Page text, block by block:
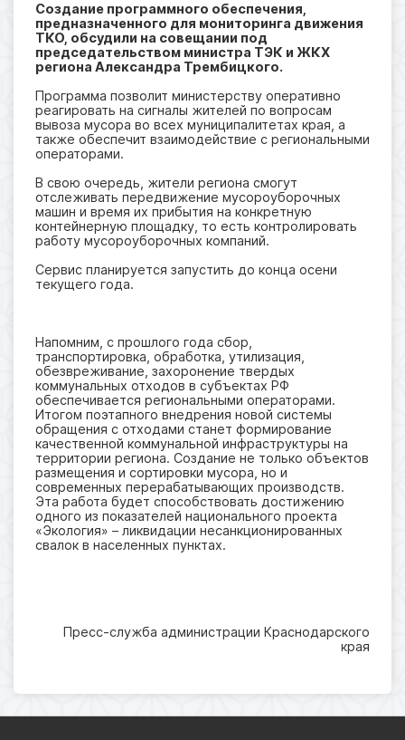
Создание программного обеспечения,
предназначенного для мониторинга движения
ТКО, обсудили на совещании под
председательством министра ТЭК и ЖКХ
региона Александра Трембицкого.
Программа позволит министерству оперативно
реагировать на сигналы жителей по вопросам
вывоза мусора во всех муниципалитетах края, а
также обеспечит взаимодействие с региональными
операторами.
В свою очередь, жители региона смогут
отслеживать передвижение мусороуборочных
машин и время их прибытия на конкретную
контейнерную площадку, то есть контролировать
работу мусороуборочных компаний.
Сервис планируется запустить до конца осени
текущего года.
Напомним, с прошлого года сбор,
транспортировка, обработка, утилизация,
обезвреживание, захоронение твердых
коммунальных отходов в субъектах РФ
обеспечивается региональными операторами.
Итогом поэтапного внедрения новой системы
обращения с отходами станет формирование
качественной коммунальной инфраструктуры на
территории региона. Создание не только объектов
размещения и сортировки мусора, но и
современных перерабатывающих производств.
Эта работа будет способствовать достижению
одного из показателей национального проекта
«Экология» – ликвидации несанкционированных
свалок в населенных пунктах.
Пресс-служба администрации Краснодарского
края